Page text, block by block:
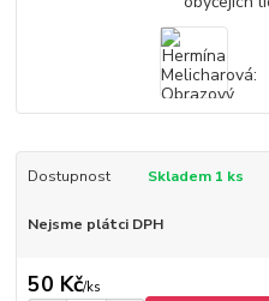
Dostupnost Skladem 1 ks
Nejsme plátci DPH
50 Kč/ks